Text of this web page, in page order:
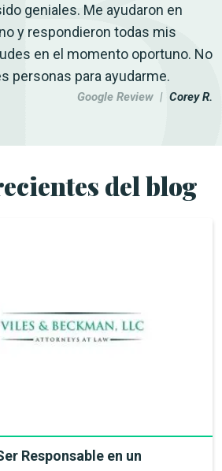
geniales. Me ayudaron en
y respondieron todas mis
en el momento oportuno. No
personas para ayudarme.
Google Review | Corey R.
del blog
Responsable en un